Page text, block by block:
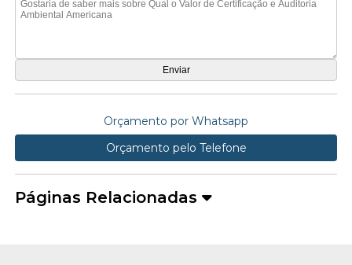
Orçamento por Whatsapp
Orçamento pelo Telefone
Páginas Relacionadas